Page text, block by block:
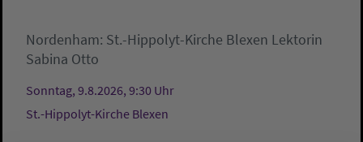
Nordenham: St.-Hippolyt-Kirche Blexen Lektorin
Sabina Otto
Sonntag, 9.8.2026, 9:30 Uhr
St.-Hippolyt-Kirche Blexen